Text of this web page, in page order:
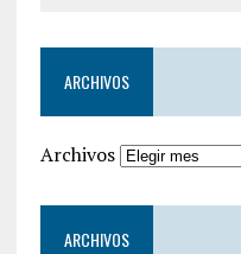
ARCHIVOS
Archivos
ARCHIVOS